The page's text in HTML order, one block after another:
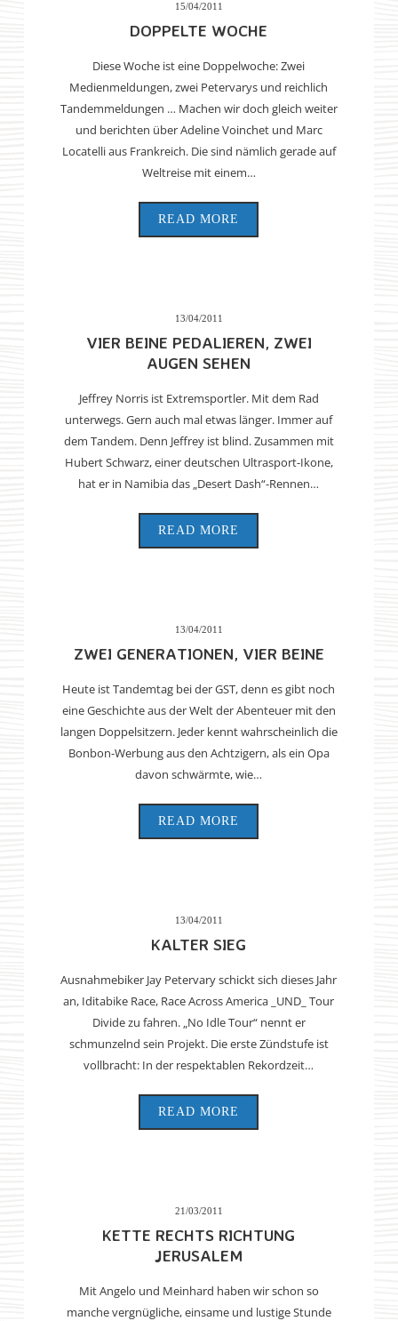
15/04/2011
DOPPELTE WOCHE
Diese Woche ist eine Doppelwoche: Zwei
Medienmeldungen, zwei Petervarys und reichlich
Tandemmeldungen … Machen wir doch gleich weiter
und berichten über Adeline Voinchet und Marc
Locatelli aus Frankreich. Die sind nämlich gerade auf
Weltreise mit einem…
READ MORE
13/04/2011
VIER BEINE PEDALIEREN, ZWEI
AUGEN SEHEN
Jeffrey Norris ist Extremsportler. Mit dem Rad
unterwegs. Gern auch mal etwas länger. Immer auf
dem Tandem. Denn Jeffrey ist blind. Zusammen mit
Hubert Schwarz, einer deutschen Ultrasport-Ikone,
hat er in Namibia das „Desert Dash“-Rennen…
READ MORE
13/04/2011
ZWEI GENERATIONEN, VIER BEINE
Heute ist Tandemtag bei der GST, denn es gibt noch
eine Geschichte aus der Welt der Abenteuer mit den
langen Doppelsitzern. Jeder kennt wahrscheinlich die
Bonbon-Werbung aus den Achtzigern, als ein Opa
davon schwärmte, wie…
READ MORE
13/04/2011
KALTER SIEG
Ausnahmebiker Jay Petervary schickt sich dieses Jahr
an, Iditabike Race, Race Across America _UND_ Tour
Divide zu fahren. „No Idle Tour“ nennt er
schmunzelnd sein Projekt. Die erste Zündstufe ist
vollbracht: In der respektablen Rekordzeit…
READ MORE
21/03/2011
KETTE RECHTS RICHTUNG
JERUSALEM
Mit Angelo und Meinhard haben wir schon so
manche vergnügliche, einsame und lustige Stunde